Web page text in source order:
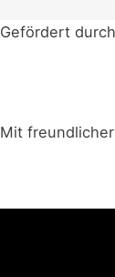
Gefördert durch
Mit